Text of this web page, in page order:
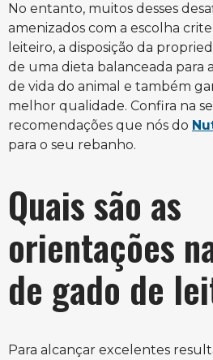
No entanto, muitos desses
amenizados com a escolha
leiteiro, a disposição da
de uma dieta balanceada para
de vida do animal e também
melhor qualidade. Confira na
recomendações que nós do
para o seu rebanho.
Quais são as
orientações
de gado de
Para alcançar excelentes